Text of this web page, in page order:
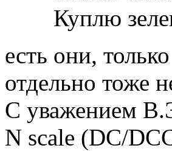
Куплю
есть они,
отдельно тоже
С уважением
N scale (DC/